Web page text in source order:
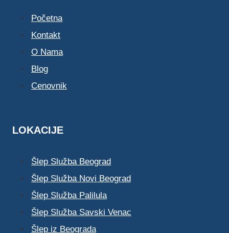
Početna
Kontakt
O Nama
Blog
Cenovnik
LOKACIJE
Šlep Služba Beograd
Šlep Služba Novi Beograd
Šlep Služba Palilula
Šlep Služba Savski Venac
Šlep iz Beograda